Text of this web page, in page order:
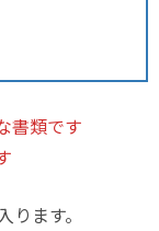
書類です
ます。